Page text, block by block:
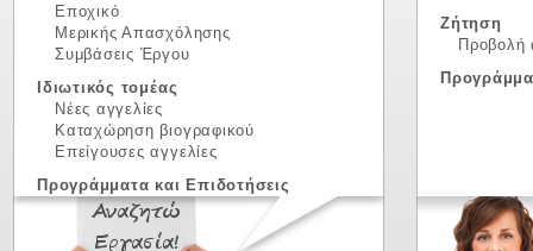
Εποχικό
Μερικής Απασχόλησης
Συμβάσεις Έργου
Ιδιωτικός τομέας
Νέες αγγελίες
Καταχώρηση βιογραφικού
Επείγουσες αγγελίες
Προγράμματα και Επιδοτήσεις
Ζήτηση
Προβολή